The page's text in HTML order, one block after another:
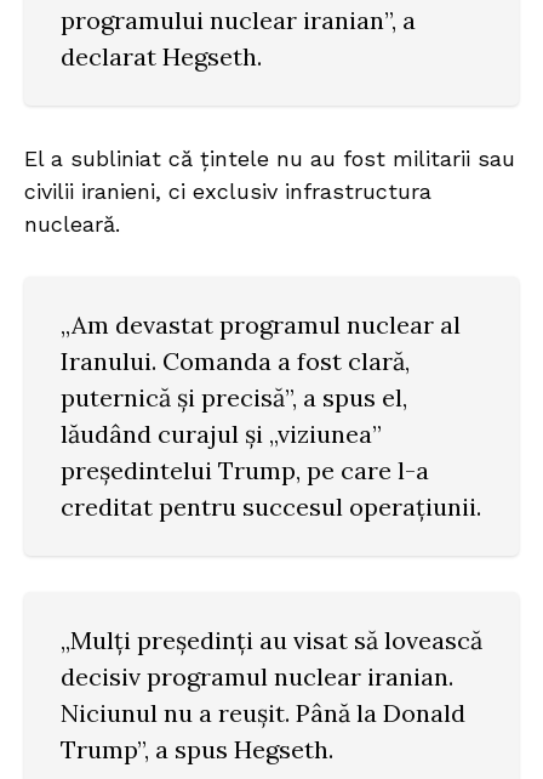
programului nuclear iranian”, a
declarat Hegseth.
El a subliniat că țintele nu au fost militarii sau
civilii iranieni, ci exclusiv infrastructura
nucleară.
„Am devastat programul nuclear al
Iranului. Comanda a fost clară,
puternică și precisă”, a spus el,
lăudând curajul și „viziunea”
președintelui Trump, pe care l-a
creditat pentru succesul operațiunii.
„Mulți președinți au visat să lovească
decisiv programul nuclear iranian.
Niciunul nu a reușit. Până la Donald
Trump”, a spus Hegseth.